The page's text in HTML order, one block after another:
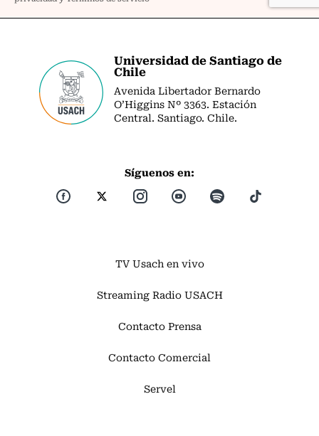
Universidad de Santiago de
Chile
Avenida Libertador Bernardo
O’Higgins Nº 3363. Estación
Central. Santiago. Chile.
Síguenos en:
TV Usach en vivo
Streaming Radio USACH
Contacto Prensa
Contacto Comercial
Servel